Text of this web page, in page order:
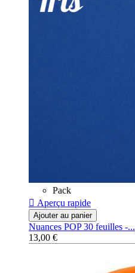
Pack
 Aperçu rapide
Ajouter au panier
Nuances POP 30 feuilles -...
13,00 €